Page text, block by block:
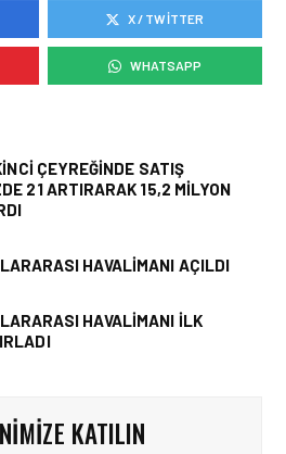
FIRMA HABERLERI • 28 MAY 2026
HAVACILIK EĞITIMINDE
“ROSETTA TAŞI” DEVRI:
EMPOWER.AERO’DAN
X / TWITTER
WHATSAPP
ÇEYREĞINDE SATIŞ
21 ARTIRARAK 15,2 MILYON
HAVALIMANI AÇILDI
HAVALIMANI İLK
KATILIN